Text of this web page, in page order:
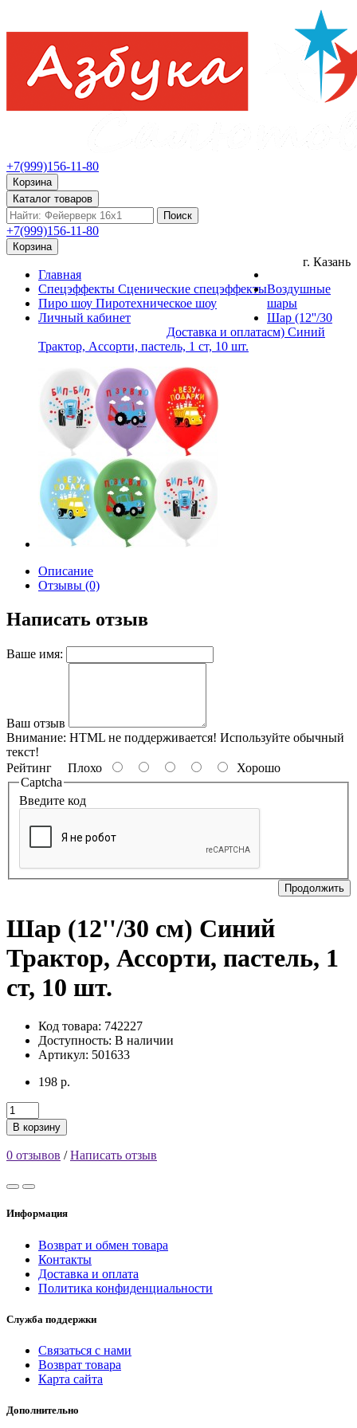
+7(999)156-11-80
Корзина
Каталог товаров
Поиск
+7(999)156-11-80
Корзина
Главная
Спецэффекты Сценические спецэффекты
Пиро шоу Пиротехническое шоу
Личный кабинет
Доставка и оплата
г. Казань
Воздушные
шары
Шар (12''/30
см) Синий
Трактор, Ассорти, пастель, 1 ст, 10 шт.
Описание
Отзывы (0)
Написать отзыв
Ваше имя:
Ваш отзыв
Внимание: HTML не поддерживается! Используйте обычный
текст!
Рейтинг Плохо
Хорошо
Captcha
Введите код
Продолжить
Шар (12''/30 см) Синий
Трактор, Ассорти, пастель, 1
ст, 10 шт.
Код товара: 742227
Доступность: В наличии
Артикул: 501633
198 р.
В корзину
0 отзывов /Написать отзыв
Информация
Возврат и обмен товара
Контакты
Доставка и оплата
Политика конфиденциальности
Служба поддержки
Связаться с нами
Возврат товара
Карта сайта
Дополнительно